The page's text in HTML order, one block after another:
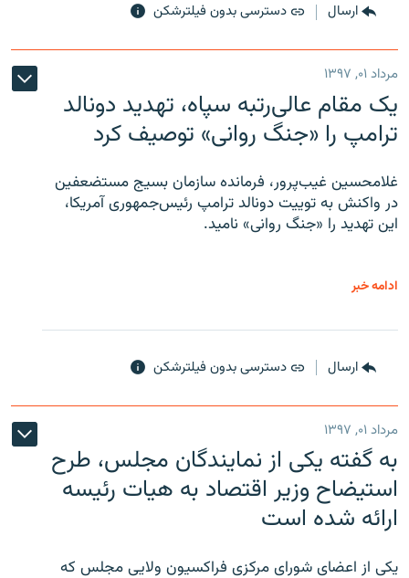
ارسال دسترسی بدون فیلترشکن
مرداد ۰۱, ۱۳۹۷
یک مقام عالی‌رتبه سپاه، تهدید دونالد
ترامپ را «جنگ روانی» توصیف کرد
غلامحسین غیب‌پرور، فرمانده سازمان بسیج مستضعفین
در واکنش به توییت دونالد ترامپ رئیس‌جمهوری آمریکا،
این تهدید را «جنگ روانی» نامید.
ادامه خبر
ارسال دسترسی بدون فیلترشکن
مرداد ۰۱, ۱۳۹۷
به گفته یکی از نمایندگان مجلس، طرح
استیضاح وزیر اقتصاد به هیات رئیسه
ارائه شده است
یکی از اعضای شورای مرکزی فراکسیون ولایی مجلس که